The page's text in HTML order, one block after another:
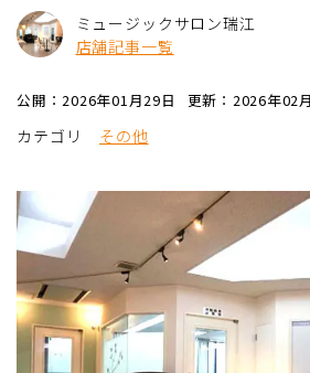
ミュージックサロン瑞江
店舗記事一覧
公開：2026年01月29日 更新：2026年02
カテゴリ その他